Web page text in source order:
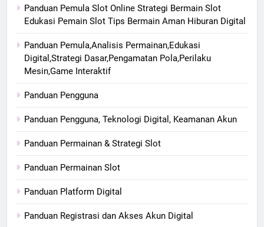
Panduan Pemula Slot Online Strategi Bermain Slot
Edukasi Pemain Slot Tips Bermain Aman Hiburan Digital
Panduan Pemula,Analisis Permainan,Edukasi
Digital,Strategi Dasar,Pengamatan Pola,Perilaku
Mesin,Game Interaktif
Panduan Pengguna
Panduan Pengguna, Teknologi Digital, Keamanan Akun
Panduan Permainan & Strategi Slot
Panduan Permainan Slot
Panduan Platform Digital
Panduan Registrasi dan Akses Akun Digital